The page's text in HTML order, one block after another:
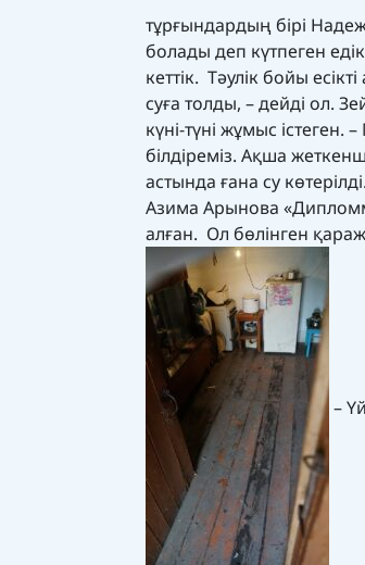
тұрғындардың бірі
болады деп күтпеген
кеттік. Тәулік бойы
суға толды, – дейді ол.
күні-түні жұмыс
білдіреміз. Ақша
астында ғана су
Азима Арынова
алған. Ол бөлінген
–